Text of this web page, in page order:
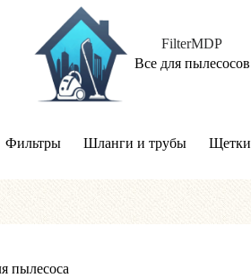
FilterMDP
Все для пылесосов
Фильтры Шланги и трубы Щетки
пылесоса